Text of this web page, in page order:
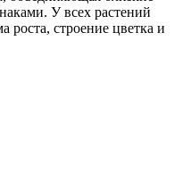
У всех растений
роста, строение цветка и